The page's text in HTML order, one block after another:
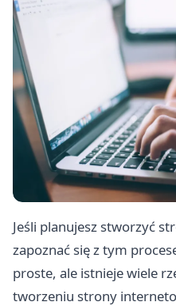
Jeśli planujesz stworzyć
zapoznać się z tym
proste, ale istnieje wiele
tworzeniu strony